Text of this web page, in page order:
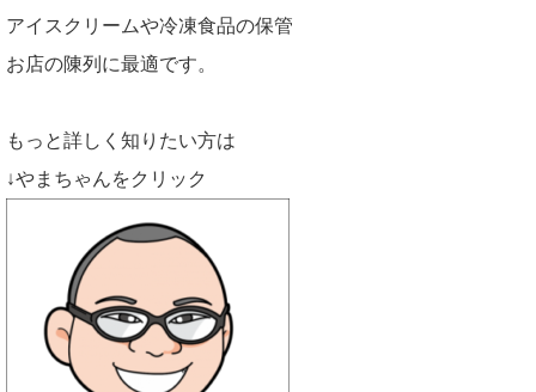
アイスクリームや冷凍食品の保管
お店の陳列に最適です。
もっと詳しく知りたい方は
↓やまちゃんをクリック